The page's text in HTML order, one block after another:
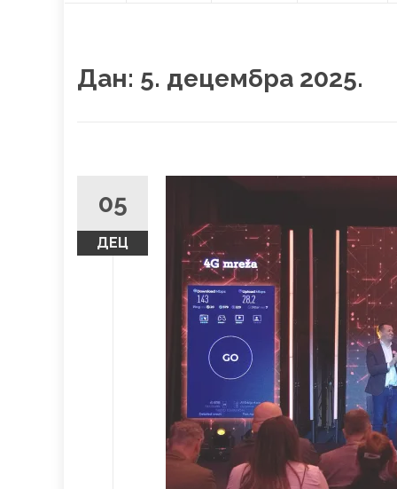
Дан: 5. децембра 2025.
05
ДЕЦ